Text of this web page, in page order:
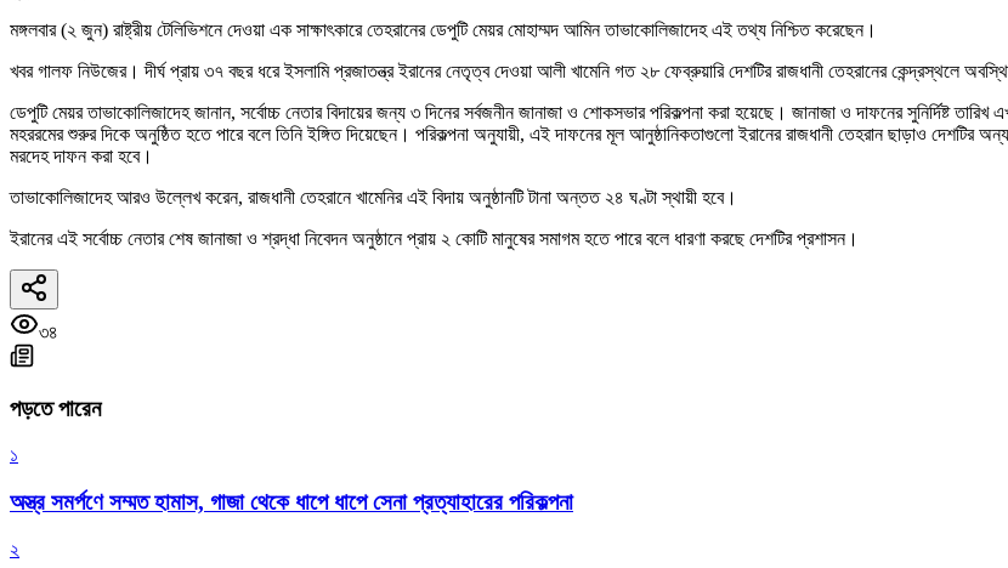
মঙ্গলবার (২ জুন) রাষ্ট্রীয় টেলিভিশনে দেওয়া এক সাক্ষাৎকারে তেহরানের ডেপুটি মেয়র মোহাম্মদ আমিন তাভাকোলিজাদেহ এই তথ্য নিশ্চিত করেছেন।
খবর গালফ নিউজের। দীর্ঘ প্রায় ৩৭ বছর ধরে ইসলামি প্রজাতন্ত্র ইরানের নেতৃত্ব দেওয়া আলী খামেনি গত ২৮ ফেব্রুয়ারি দেশটির রাজধানী তেহরানের কেন্দ্রস্থলে
ডেপুটি মেয়র তাভাকোলিজাদেহ জানান, সর্বোচ্চ নেতার বিদায়ের জন্য ৩ দিনের সর্বজনীন জানাজা ও শোকসভার পরিকল্পনা করা হয়েছে। জানাজা ও দাফনের সুনির্দিষ্ট
মহররমের শুরুর দিকে অনুষ্ঠিত হতে পারে বলে তিনি ইঙ্গিত দিয়েছেন। পরিকল্পনা অনুযায়ী, এই দাফনের মূল আনুষ্ঠানিকতাগুলো ইরানের রাজধানী তেহরান ছাড়াও দেশটির
মরদেহ দাফন করা হবে।
তাভাকোলিজাদেহ আরও উল্লেখ করেন, রাজধানী তেহরানে খামেনির এই বিদায় অনুষ্ঠানটি টানা অন্তত ২৪ ঘণ্টা স্থায়ী হবে।
ইরানের এই সর্বোচ্চ নেতার শেষ জানাজা ও শ্রদ্ধা নিবেদন অনুষ্ঠানে প্রায় ২ কোটি মানুষের সমাগম হতে পারে বলে ধারণা করছে দেশটির প্রশাসন।
৩৪
পড়তে পারেন
১
অস্ত্র সমর্পণে সম্মত হামাস, গাজা থেকে ধাপে ধাপে সেনা প্রত্যাহারের পরিকল্পনা
২